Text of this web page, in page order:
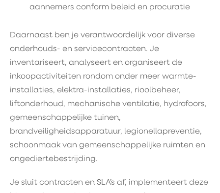
aannemers conform beleid en procuratie
Daarnaast ben je verantwoordelijk voor diverse
onderhouds- en servicecontracten. Je
inventariseert, analyseert en organiseert de
inkoopactiviteiten rondom onder meer warmte-
installaties, elektra-installaties, rioolbeheer,
liftonderhoud, mechanische ventilatie, hydrofoors,
gemeenschappelijke tuinen,
brandveiligheidsapparatuur, legionellapreventie,
schoonmaak van gemeenschappelijke ruimten en
ongediertebestrijding.
Je sluit contracten en SLA’s af, implementeert deze